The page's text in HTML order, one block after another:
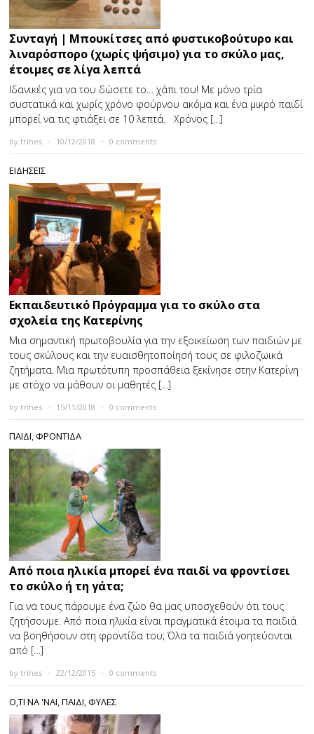
Συνταγή | Μπουκίτσες από φυστικοβούτυρο και
λιναρόσπορο (χωρίς ψήσιμο) για το σκύλο μας,
έτοιμες σε λίγα λεπτά
Ιδανικές για να του δώσετε το… χάπι του! Με μόνο τρία
συστατικά και χωρίς χρόνο φούρνου ακόμα και ένα μικρό παιδί
μπορεί να τις φτιάξει σε 10 λεπτά. Χρόνος […]
bytrihes 10/12/2018 0 comments
ΕΙΔΗΣΕΙΣ
Εκπαιδευτικό Πρόγραμμα για το σκύλο στα
σχολεία της Κατερίνης
Μια σημαντική πρωτοβουλία για την εξοικείωση των παιδιών με
τους σκύλους και την ευαισθητοποίησή τους σε φιλοζωικά
ζητήματα. Μια πρωτότυπη προσπάθεια ξεκίνησε στην Κατερίνη
με στόχο να μάθουν οι μαθητές […]
bytrihes 15/11/2018 0 comments
ΠΑΙΔΙ,ΦΡΟΝΤΙΔΑ
Από ποια ηλικία μπορεί ένα παιδί να φροντίσει
το σκύλο ή τη γάτα;
Για να τους πάρουμε ένα ζώο θα μας υποσχεθούν ότι τους
ζητήσουμε. Από ποια ηλικία είναι πραγματικά έτοιμα τα παιδιά
να βοηθήσουν στη φροντίδα του; Όλα τα παιδιά γοητεύονται
από […]
bytrihes 22/12/2015 0 comments
Ο,ΤΙ ΝΑ 'ΝΑΙ,ΠΑΙΔΙ,ΦΥΛΕΣ